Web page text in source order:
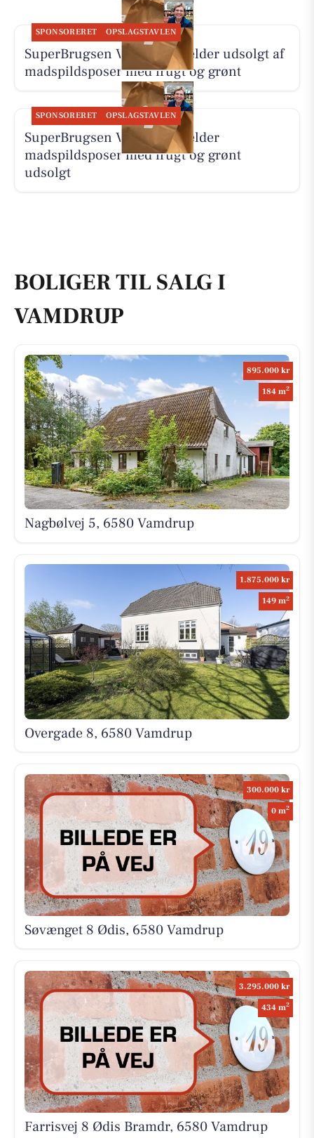
SPONSORERET OPSLAGSTAVLEN
SuperBrugsen Vamdrup melder udsolgt af
madspildsposer med frugt og grønt
SPONSORERET OPSLAGSTAVLEN
SuperBrugsen Vamdrup melder
madspildsposer med frugt og grønt
udsolgt
BOLIGER TIL SALG I
VAMDRUP
895.000 kr
184 m2
Nagbølvej 5, 6580 Vamdrup
1.875.000 kr
149 m2
Overgade 8, 6580 Vamdrup
300.000 kr
0 m2
Søvænget 8 Ødis, 6580 Vamdrup
3.295.000 kr
434 m2
Farrisvej 8 Ødis Bramdr, 6580 Vamdrup